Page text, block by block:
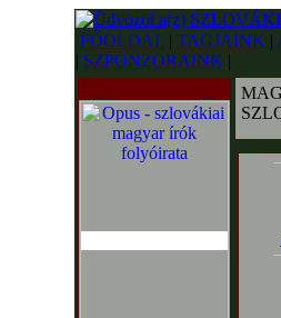
FŐOLDAL | TAGJAINK |
| SZPONZORAINK |